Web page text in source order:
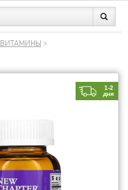
ВИТАМИНЫ >
1-2
дня